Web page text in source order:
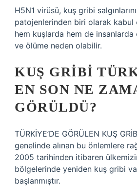
H5N1 virüsü, kuş gribi
patojenlerinden biri olarak kabul
hem kuşlarda hem de insanlarda
ve ölüme neden olabilir.
KUŞ GRIBI
EN SON NE
GÖRÜLDÜ?
TÜRKİYE’DE GÖRÜLEN KUŞ
genelinde alınan bu önlemlere
2005 tarihinden itibaren
bölgelerinde yeniden kuş gribi
başlanmıştır.